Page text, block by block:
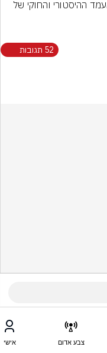
52 תגובות
צבע אדום אישי